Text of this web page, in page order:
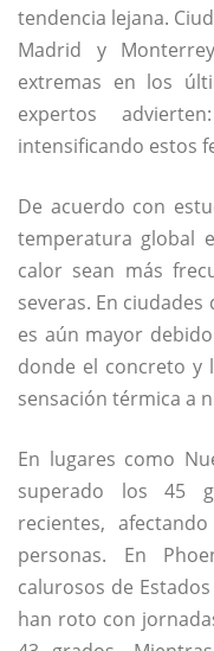
tendencia lejana.
Madrid y Monterrey
extremas en los
expertos
intensificando estos
De acuerdo con
temperatura global
calor sean más
severas. En
es aún mayor
donde el concreto y
sensación térmica a
En lugares como
superado los 45
recientes,
personas. En
calurosos de
han roto con